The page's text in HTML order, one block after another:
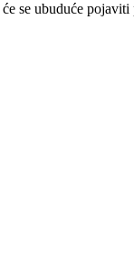
se ubuduće